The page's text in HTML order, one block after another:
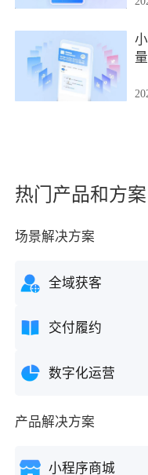
热门产品和方案
场景解决方案
全域获客
交付履约
数字化运营
产品解决方案
小程序商城